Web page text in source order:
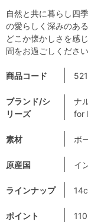
商品コード
ブランド/シ
リーズ
ナ
for
素材 ボ
原産国 イ
ラインナップ
ポイント 110
自然と共に暮らし四
の愛らしく深みのあ
どこか懐かしさを感
間をお過ごしください